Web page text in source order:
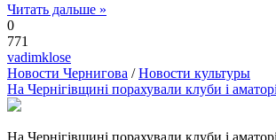
Читать дальше »
0
771
vadimklose
Новости Чернигова /Новости культуры
На Чернігівщині порахували клуби і
На Чернігівщині порахували клуби і